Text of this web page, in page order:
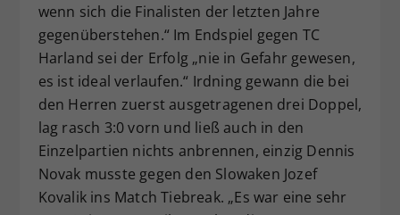
wenn sich die Finalisten der letzten Jahre
gegenüberstehen.“ Im Endspiel gegen TC
Harland sei der Erfolg „nie in Gefahr gewesen,
es ist ideal verlaufen.“ Irdning gewann die bei
den Herren zuerst ausgetragenen drei Doppel,
lag rasch 3:0 vorn und ließ auch in den
Einzelpartien nichts anbrennen, einzig Dennis
Novak musste gegen den Slowaken Jozef
Kovalik ins Match Tiebreak. „Es war eine sehr